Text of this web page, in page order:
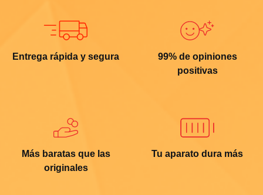
Entrega rápida y segura
99% de opiniones
positivas
Más baratas que las
originales
Tu aparato dura más